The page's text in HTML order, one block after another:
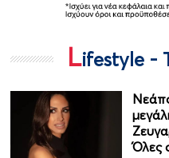
Lifestyle -
Όλες